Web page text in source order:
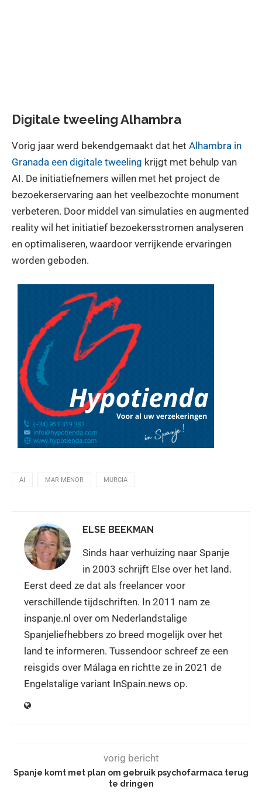
Digitale tweeling Alhambra
Vorig jaar werd bekendgemaakt dat het Alhambra in
Granada een digitale tweeling krijgt met behulp van
AI. De initiatiefnemers willen met het project de
bezoekerservaring aan het veelbezochte monument
verbeteren. Door middel van simulaties en augmented
reality wil het initiatief bezoekersstromen analyseren
en optimaliseren, waardoor verrijkende ervaringen
worden geboden.
AI MAR MENOR MURCIA
ELSE BEEKMAN
Sinds haar verhuizing naar Spanje
in 2003 schrijft Else over het land.
Eerst deed ze dat als freelancer voor
verschillende tijdschriften. In 2011 nam ze
inspanje.nl over om Nederlandstalige
Spanjeliefhebbers zo breed mogelijk over het
land te informeren. Tussendoor schreef ze een
reisgids over Málaga en richtte ze in 2021 de
Engelstalige variant InSpain.news op.
vorig bericht
Spanje komt met plan om gebruik psychofarmaca terug
te dringen